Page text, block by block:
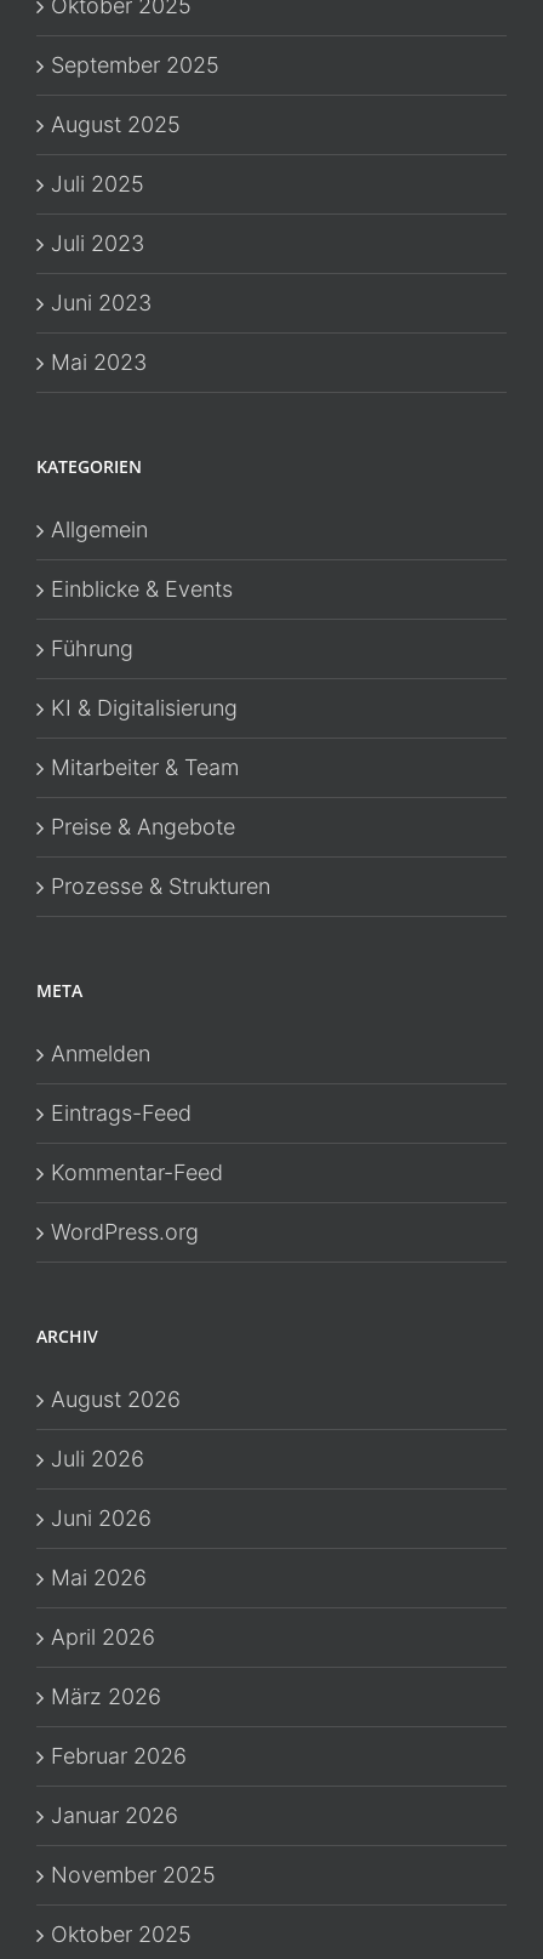
Oktober 2025
September 2025
August 2025
Juli 2025
Juli 2023
Juni 2023
Mai 2023
KATEGORIEN
Allgemein
Einblicke & Events
Führung
KI & Digitalisierung
Mitarbeiter & Team
Preise & Angebote
Prozesse & Strukturen
META
Anmelden
Eintrags-Feed
Kommentar-Feed
WordPress.org
ARCHIV
August 2026
Juli 2026
Juni 2026
Mai 2026
April 2026
März 2026
Februar 2026
Januar 2026
November 2025
Oktober 2025